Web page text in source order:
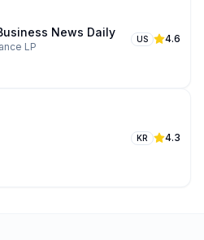
News Daily
LP
US 4.6
KR 4.3